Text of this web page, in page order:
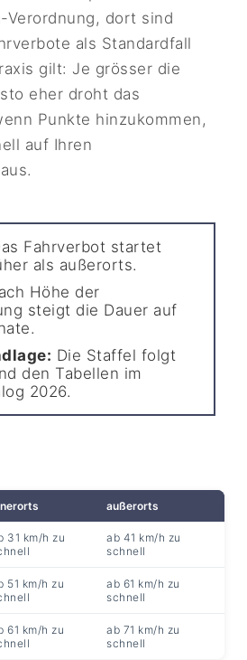
Verordnung, dort sind
als Standardfall
gilt: Je grösser die
eher droht das
Punkte hinzukommen,
auf Ihren
Fahrverbot startet
als außerorts.
Höhe der
steigt die Dauer auf
Die Staffel folgt
den Tabellen im
2026.
außerorts
31 km/h zu
ab 41 km/h zu
schnell
51 km/h zu
ab 61 km/h zu
schnell
61 km/h zu
ab 71 km/h zu
schnell